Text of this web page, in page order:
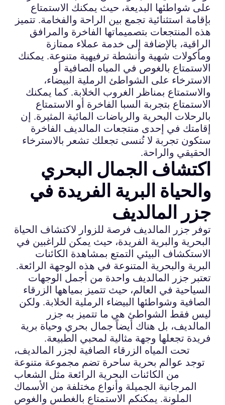
على شواطئها البديعة، حيث يمكنك الاستمتاع
بإقامة استثنائية تجمع بين الراحة والفخامة. تتميز
هذه المنتجعات بتصميماتها الفاخرة والمرافق
الراقية، بالإضافة إلى خدمة عملاء ممتازة
ومأكولات شهية وأنشطة ترفيهية متنوعة. يمكنك
الاستمتاع بالغوص في المياه الصافية أو
الاسترخاء على الشواطئ الرملية البيضاء،
والاستمتاع بمناظر الغروب الخلابة. كما يمكنك
الاستمتاع بتجربة السبا الفاخرة أو الاستمتاع
بالرحلات البحرية والرياضات المائية المثيرة. إن
إقامتك في إحدى منتجعات المالديف الفاخرة
ستكون تجربة لا تُنسى تجعلك تشعر بالاسترخاء
الحقيقي والراحة.
اكتشاف الجمال البحري
والحياة البرية الفريدة في
جزر المالديف
توفر جزر المالديف فرصة للزوار لاكتشاف الحياة
البحرية والبرية الفريدة، حيث يمكن للراغبين في
الاستكشاف البيئي التمتع بمشاهدة الكائنات
البرية والبحرية المتنوعة في هذه الوجهة الرائعة.
تعتبر جزر المالديف واحدة من أجمل الوجهات
السياحية في العالم، حيث تتميز بمياهها الزرقاء
الصافية وشواطئها البيضاء الرملية الخلابة. ولكن
ليس فقط الشواطئ هي ما تتميز به جزر
المالديف، بل هناك أيضاً جمال بحري وحياة برية
فريدة تجعلها وجهة مثالية لمحبي الطبيعة.
تحت المياه الزرقاء الصافية لجزر المالديف،
توجد عوالم بحرية ساحرة تضم مجموعة متنوعة
من الكائنات البحرية الرائعة مثل الشعاب
المرجانية الجميلة وأنواع مختلفة من الأسماك
الملونة. يمكنكم الاستمتاع بالغطس والغوص